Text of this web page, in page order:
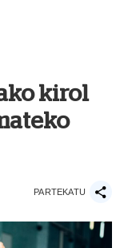
kirol
PARTEKATU